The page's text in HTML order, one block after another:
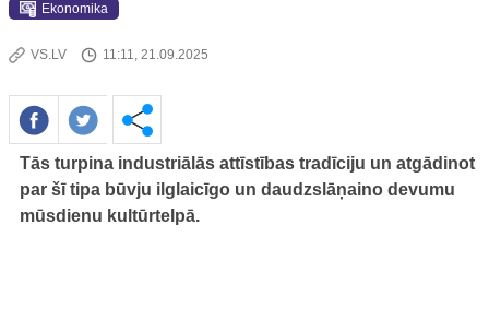
Ekonomika
VS.LV 11:11, 21.09.2025
Tās turpina industriālās attīstības tradīciju un atgādinot
par šī tipa būvju ilglaicīgo un daudzslāņaino devumu
mūsdienu kultūrtelpā.